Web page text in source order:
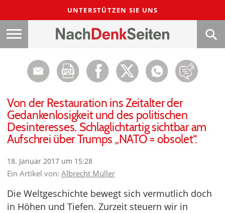
UNTERSTÜTZEN SIE UNS
Von der Restauration ins Zeitalter der
Gedankenlosigkeit und des politischen
Desinteresses. Schlaglichtartig sichtbar am
Aufschrei über Trumps „NATO = obsolet“.
18. Januar 2017 um 15:28
Ein Artikel von: Albrecht Müller
Die Weltgeschichte bewegt sich vermutlich doch
in Höhen und Tiefen. Zurzeit steuern wir in